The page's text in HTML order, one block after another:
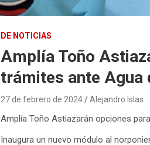
DE NOTICIAS
Amplía Toño
trámites ante Agua
27 de febrero de 2024 Alejandro Islas
Amplía Toño Astiazarán opciones
Inaugura un nuevo módulo al